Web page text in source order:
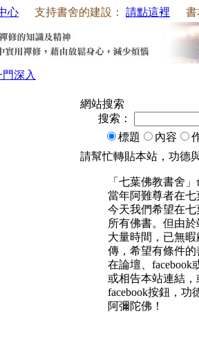
心 支持書舍的建設： 請點這裡 書
門深入
網站搜索
搜索：
標題
內容
請幫忙轉貼本站，功德
「七葉佛教書舍
當年阿難尊者在七
今天我們希望在
所有佛書。但由
大量時間，已無
傳，希望有條件的
在論壇、facebook
或相告本站連結，
facebook按鈕，功
阿彌陀佛！